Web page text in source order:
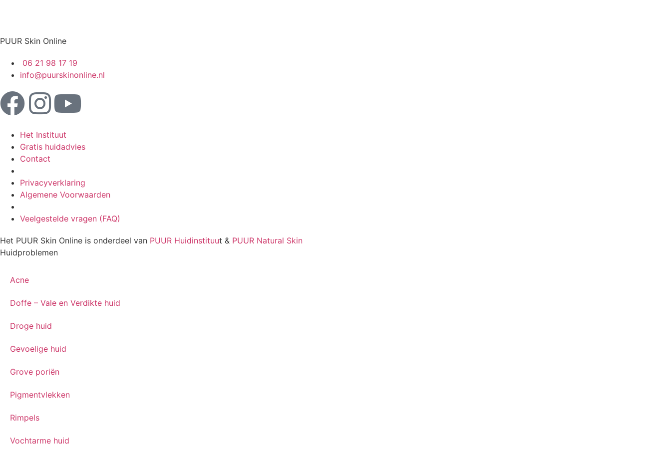
PUUR Skin Online
06 21 98 17 19
info@puurskinonline.nl
Het Instituut
Gratis huidadvies
Contact
Privacyverklaring
Algemene Voorwaarden
Veelgestelde vragen (FAQ)
Het PUUR Skin Online is onderdeel van PUUR Huidinstituut & PUUR Natural Skin
Huidproblemen
Acne
Doffe – Vale en Verdikte huid
Droge huid
Gevoelige huid
Grove poriën
Pigmentvlekken
Rimpels
Vochtarme huid